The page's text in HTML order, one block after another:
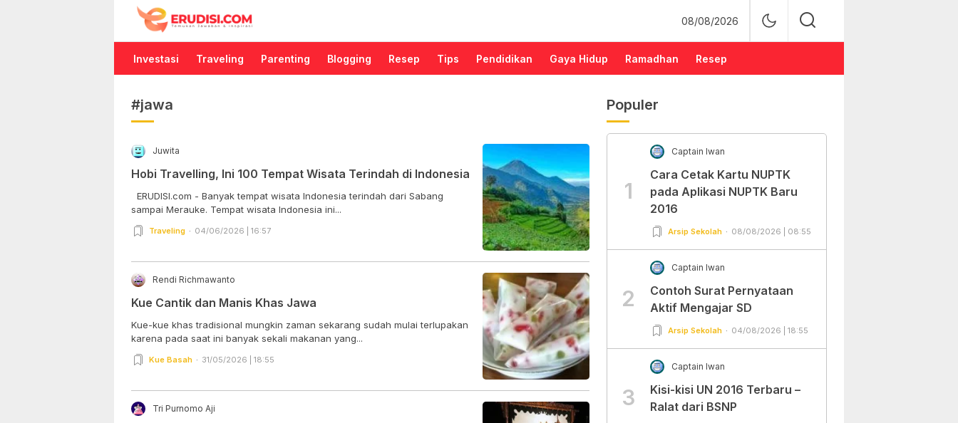
Erudisi
Temukan Jawaban dan Inspirasi
08/08/2026
Investasi Traveling Parenting Blogging Resep Tips Pendidikan Gaya Hidup Ramadhan Resep
#jawa
Juwita
Hobi Travelling, Ini 100 Tempat Wisata Terindah di Indonesia
sampai Merauke. Tempat wisata Indonesia ini...
Traveling 04/06/2026 | 16:57
Rendi Richmawanto
Kue Cantik dan Manis Khas Jawa
Kue-kue khas tradisional mungkin zaman sekarang sudah mulai terlupakan
karena pada saat ini banyak sekali makanan yang...
Kue Basah 31/05/2026 | 18:55
Tri Purnomo Aji
Populer
1
Captain Iwan
Cara Cetak Kartu NUPTK
pada Aplikasi NUPTK Baru
2016
Arsip Sekolah 08/08/2026 | 08:55
2
Captain Iwan
Contoh Surat Pernyataan
Aktif Mengajar SD
Arsip Sekolah 04/08/2026 | 18:55
3
Captain Iwan
Kisi-kisi UN 2016 Terbaru –
Ralat dari BSNP